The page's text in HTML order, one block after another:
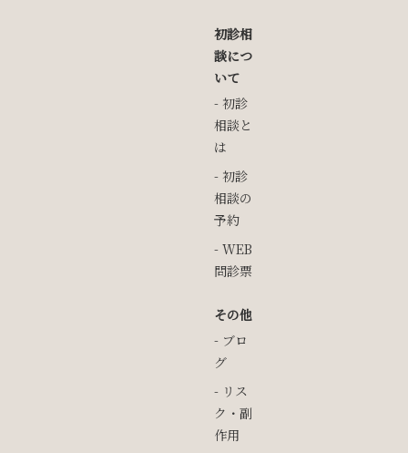
初診相
談につ
いて
初診
相談と
は
初診
相談の
予約
WEB
問診票
その他
ブロ
グ
リス
ク・副
作用